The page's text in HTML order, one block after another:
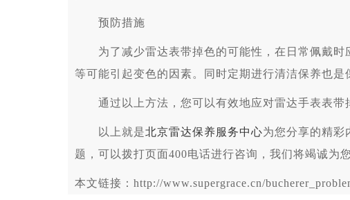
预防措施
为了减少雷达表带掉色的可能性，在日常佩戴时
等可能引起变色的因素。同时定期进行清洁保养也是
通过以上方法，您可以有效地应对雷达手表表带
以上就是北京雷达保养服务中心为您分享的精彩
题，可以拨打页面400电话进行咨询，我们将竭诚为您
本文链接：http://www.supergrace.cn/